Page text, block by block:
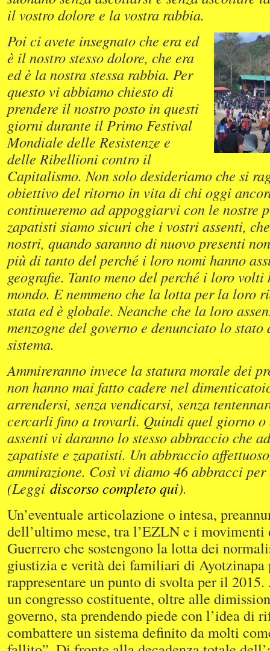
il vostro dolore e la vostra rabbia.
Poi ci avete insegnato che era ed
è il nostro stesso dolore, che era
ed è la nostra stessa rabbia. Per
questo vi abbiamo chiesto di
prendere il nostro posto in questi
giorni durante il Primo Festival
Mondiale delle Resistenze e
delle Ribellioni contro il
Capitalismo. Non solo desideriamo che si
obiettivo del ritorno in vita di chi oggi
continueremo ad appoggiarvi con le nostre
zapatisti siamo sicuri che i vostri assenti,
nostri, quando saranno di nuovo presenti
più di tanto del perché i loro nomi hanno
geografie. Tanto meno del perché i loro
mondo. E nemmeno che la lotta per la loro
stata ed è globale. Neanche che la loro
menzogne del governo e denunciato lo
sistema.
Ammireranno invece la statura morale dei
non hanno mai fatto cadere nel
arrendersi, senza vendicarsi, senza
cercarli fino a trovarli. Quindi quel giorno
assenti vi daranno lo stesso abbraccio che
zapatiste e zapatisti. Un abbraccio
ammirazione. Così vi diamo 46 abbracci
(Leggi discorso completo qui).
Un’eventuale articolazione o intesa,
dell’ultimo mese, tra l’EZLN e i movimenti
Guerrero che sostengono la lotta dei
giustizia e verità dei familiari di Ayotzinapa
rappresentare un punto di svolta per il
un congresso costituente, oltre alle
governo, sta prendendo piede con l’idea di
combattere un sistema definito da molti